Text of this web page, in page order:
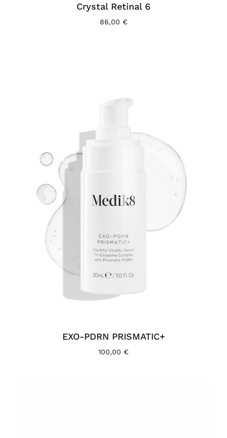
Crystal Retinal 6
86,00 €
EXO-PDRN PRISMATIC+
100,00 €